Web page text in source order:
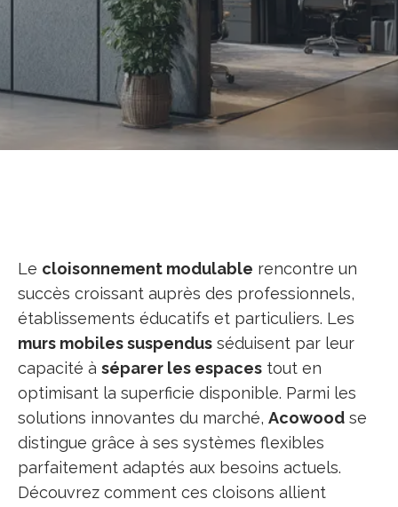
Le cloisonnement modulable rencontre un
succès croissant auprès des professionnels,
établissements éducatifs et particuliers. Les
murs mobiles suspendus séduisent par leur
capacité à séparer les espaces tout en
optimisant la superficie disponible. Parmi les
solutions innovantes du marché, Acowood se
distingue grâce à ses systèmes flexibles
parfaitement adaptés aux besoins actuels.
Découvrez comment ces cloisons allient